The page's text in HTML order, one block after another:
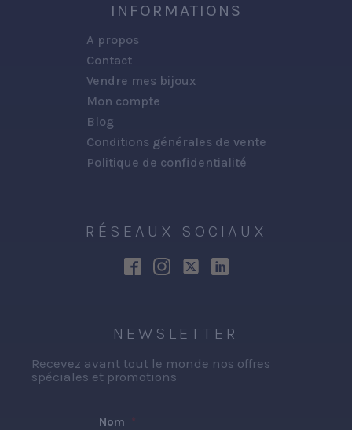
INFORMATIONS
A propos
Contact
Vendre mes bijoux
Mon compte
Blog
Conditions générales de vente
Politique de confidentialité
RÉSEAUX SOCIAUX
NEWSLETTER
Recevez avant tout le monde nos offres
spéciales et promotions
Nom *